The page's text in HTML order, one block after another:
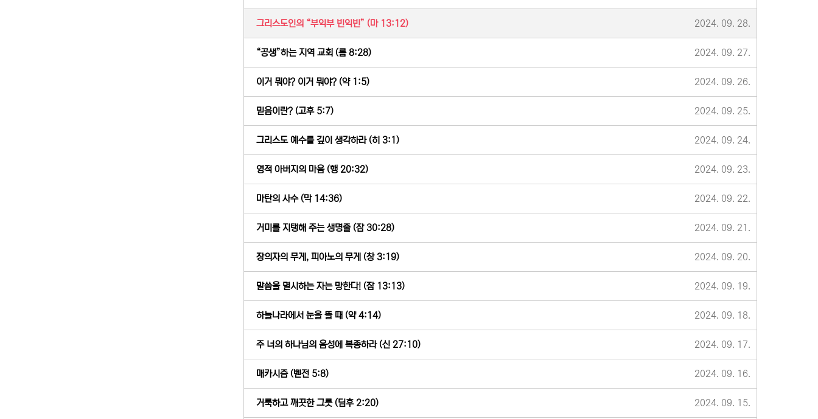
그리스도인의 “부익부 빈익빈” (마 13:12) 2024. 09. 28.
“공생”하는 지역 교회 (롬 8:28) 2024. 09. 27.
이거 뭐야? 이거 뭐야? (약 1:5) 2024. 09. 26.
믿음이란? (고후 5:7) 2024. 09. 25.
그리스도 예수를 깊이 생각하라 (히 3:1) 2024. 09. 24.
영적 아버지의 마음 (행 20:32) 2024. 09. 23.
마탄의 사수 (막 14:36) 2024. 09. 22.
거미를 지탱해 주는 생명줄 (잠 30:28) 2024. 09. 21.
장의자의 무게, 피아노의 무게 (창 3:19) 2024. 09. 20.
말씀을 멸시하는 자는 망한다! (잠 13:13) 2024. 09. 19.
하늘나라에서 눈을 뜰 때 (약 4:14) 2024. 09. 18.
주 너의 하나님의 음성에 복종하라 (신 27:10) 2024. 09. 17.
매카시즘 (벧전 5:8) 2024. 09. 16.
거룩하고 깨끗한 그릇 (딤후 2:20) 2024. 09. 15.